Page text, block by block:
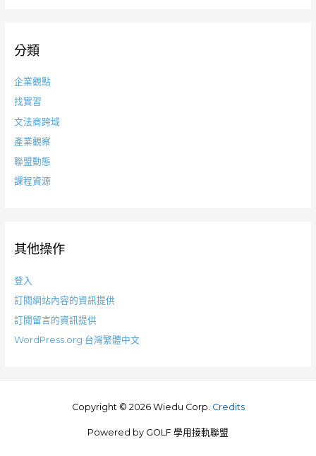
分類
企業觀點
找實習
文法商跨域
產業觀察
聯盟動態
課程資源
其他操作
登入
訂閱網站內容的資訊提供
訂閱留言的資訊提供
WordPress.org 台灣繁體中文
Copyright © 2026 Wiedu Corp. Credits
Powered by GOLF 學用接軌聯盟